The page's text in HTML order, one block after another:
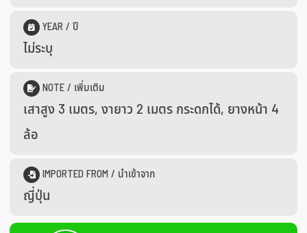
YEAR / ปี
ไม่ระบุ
NOTE / เพิ่มเติม
เสาสูง 3 เมตร, งายาว 2 เมตร กระดกได้, ยางหน้า 4
ล้อ
IMPORTED FROM / นำเข้าจาก
ญี่ปุ่น